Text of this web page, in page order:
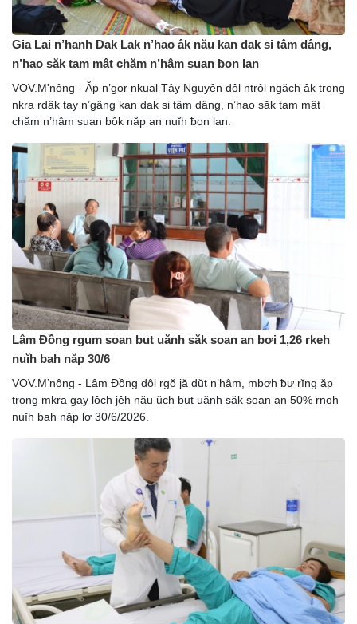
Gia Lai n’hanh Dak Lak n’hao âk nău kan dak si tâm dâng,
n’hao săk tam mât chăm n’hâm suan ƀon lan
VOV.M'nông - Ăp n’gor nkual Tây Nguyên dôl ntrôl ngăch âk trong
nkra rdâk tay n’gâng kan dak si tâm dâng, n’hao săk tam mât
chăm n’hâm suan bôk năp an nuĭh ƀon lan.
Lâm Đồng rgum soan but uănh săk soan an bơi 1,26 rkeh
nuĭh bah năp 30/6
VOV.M’nông - Lâm Đồng dôl rgŏ jă dŭt n’hâm, mbơh ƀư rĭng ăp
trong mkra gay lôch jêh nău ŭch but uănh săk soan an 50% rnoh
nuĭh bah năp lơ 30/6/2026.